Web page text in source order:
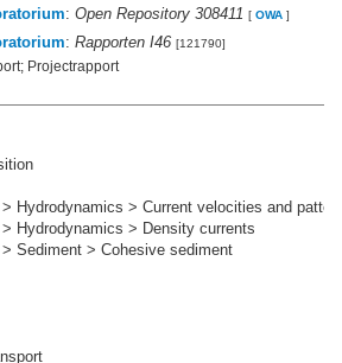
: Open Repository 308411 [ OWA ]
: Rapporten I46 [121790]
Projectrapport
Hydrodynamics > Current velocities and
Hydrodynamics > Density currents
Sediment > Cohesive sediment